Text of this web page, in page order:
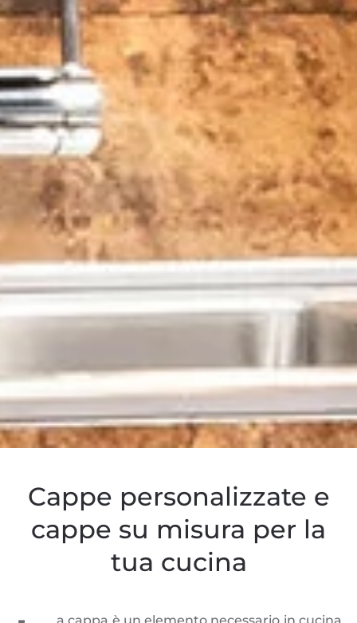
Cappe personalizzate e
cappe su misura per la
tua cucina